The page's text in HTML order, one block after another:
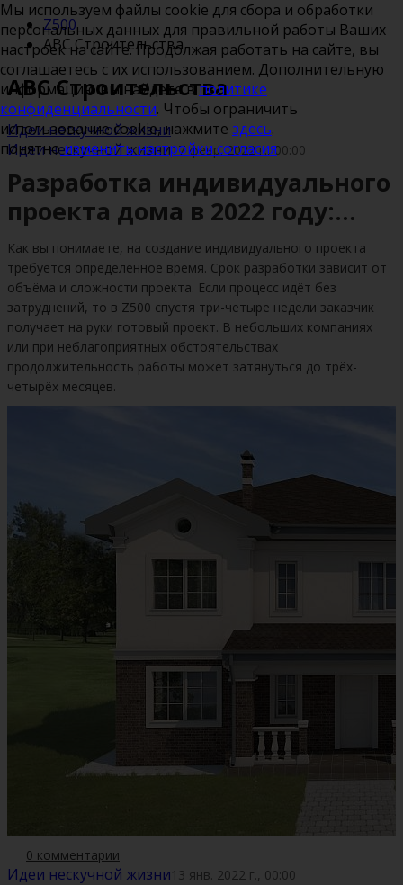
Z500
ABC Строительства
ABC Строительства
Идеи нескучной жизни
Идеи нескучной жизни17 февр. 2022 г., 00:00
Разработка индивидуального
проекта дома в 2022 году:
стоимость и сроки
проектирования
Как вы понимаете, на создание индивидуального проекта
требуется определённое время. Срок разработки зависит от
объёма и сложности проекта. Если процесс идёт без
затруднений, то в Z500 спустя три-четыре недели заказчик
получает на руки готовый проект. В небольших компаниях
или при неблагоприятных обстоятельствах
продолжительность работы может затянуться до трёх-
четырёх месяцев.
0 комментарии
Идеи нескучной жизни13 янв. 2022 г., 00:00
Мы используем файлы cookie для сбора и обработки
персональных данных для правильной работы Ваших
настроек на сайте. Продолжая работать на сайте, вы
соглашаетесь с их использованием. Дополнительную
информацию вы найдете вполитике
конфиденциальности. Чтобы ограничить
использование cookie, нажмите здесь.
понятноизменить настройки согласия